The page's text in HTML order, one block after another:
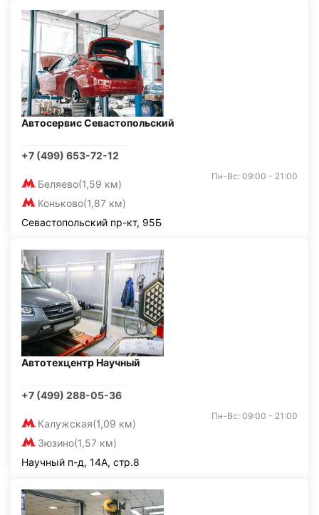
Автосервис Севастопольский
+7 (499) 653-72-12
Беляево(1,59 км)
Коньково(1,87 км)
Пн-Вс: 09:00 - 21:00
Севастопольский пр-кт, 95Б
Автотехцентр Научный
+7 (499) 288-05-36
Калужская(1,09 км)
Зюзино(1,57 км)
Пн-Вс: 09:00 - 21:00
Научный п-д, 14А, стр.8